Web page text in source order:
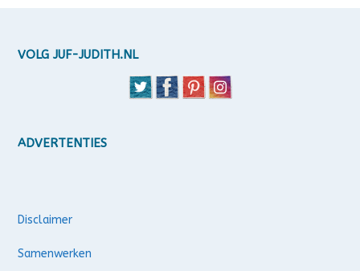
VOLG JUF-JUDITH.NL
ADVERTENTIES
Disclaimer
Samenwerken